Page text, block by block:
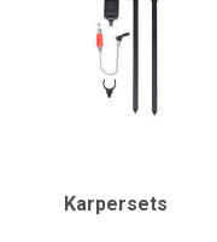
Karpersets